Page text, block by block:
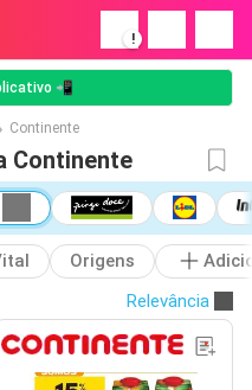
!
📲
Continente
Continente
Origens
Relevância